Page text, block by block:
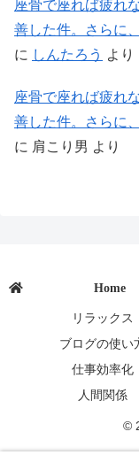
座骨で座れば疲れ
善した件。さらに
に しんたろう より
座骨で座れば疲れ
善した件。さらに
に 肩こり男 より
Home
リラックス
ブログの使い
仕事効率化
人間関係
©